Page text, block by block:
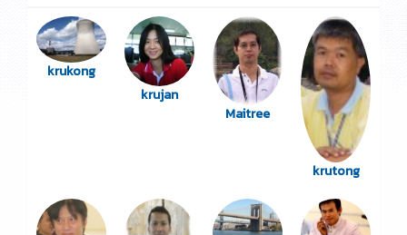
krukong
krujan
Maitree
krutong